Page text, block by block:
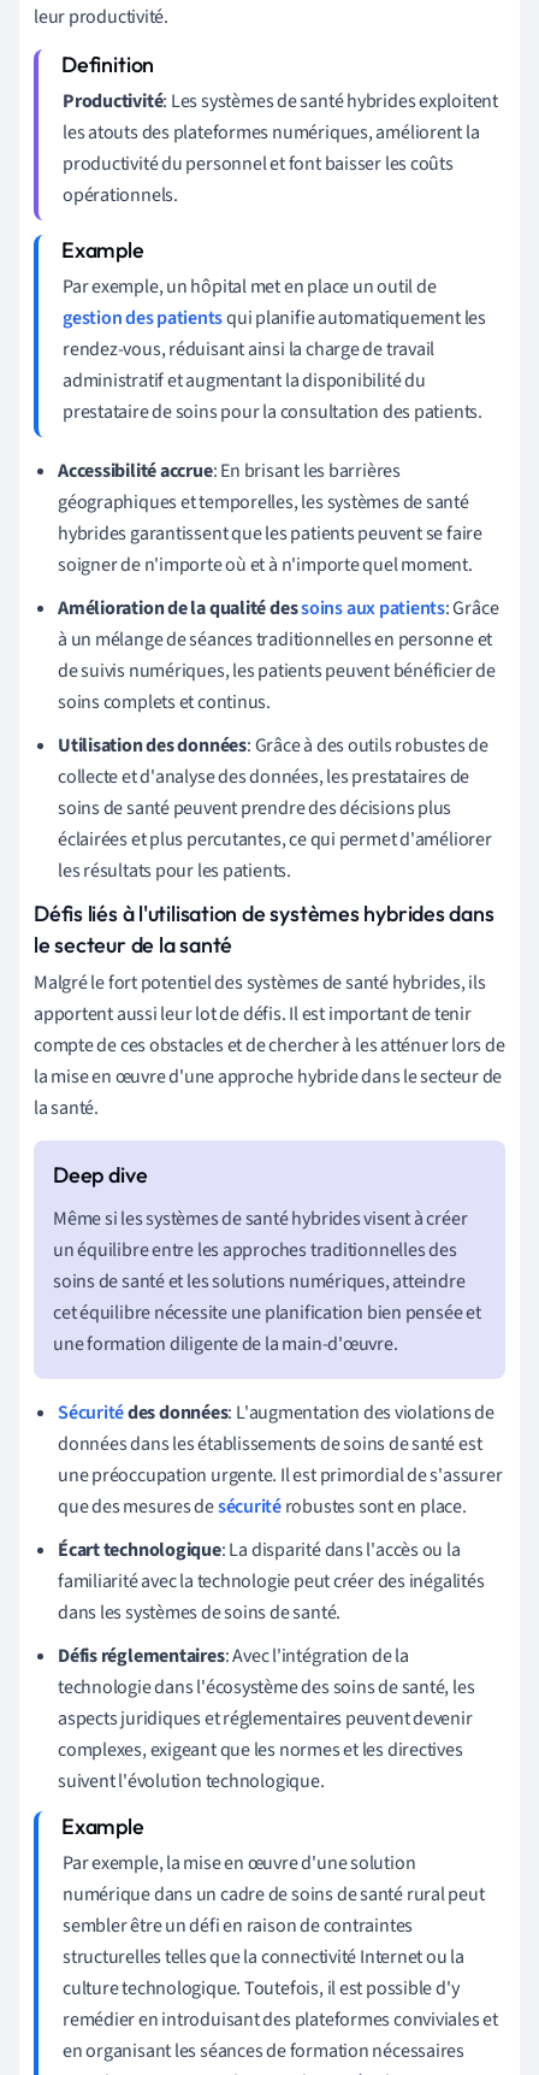
leur productivité.
Productivité: Les systèmes de santé hybrides exploitent
les atouts des plateformes numériques, améliorent la
productivité du personnel et font baisser les coûts
opérationnels.
Par exemple, un hôpital met en place un outil de
gestion des patientsqui planifie automatiquement les
rendez-vous, réduisant ainsi la charge de travail
administratif et augmentant la disponibilité du
prestataire de soins pour la consultation des patients.
Accessibilité accrue: En brisant les barrières
géographiques et temporelles, les systèmes de santé
hybrides garantissent que les patients peuvent se faire
soigner de n'importe où et à n'importe quel moment.
Amélioration de la qualité dessoins aux patients: Grâce
à un mélange de séances traditionnelles en personne et
de suivis numériques, les patients peuvent bénéficier de
soins complets et continus.
Utilisation des données: Grâce à des outils robustes de
collecte et d'analyse des données, les prestataires de
soins de santé peuvent prendre des décisions plus
éclairées et plus percutantes, ce qui permet d'améliorer
les résultats pour les patients.
Défis liés à l'utilisation de systèmes hybrides dans
le secteur de la santé
Malgré le fort potentiel des systèmes de santé hybrides, ils
apportent aussi leur lot de défis. Il est important de tenir
compte de ces obstacles et de chercher à les atténuer lors de
la mise en œuvre d'une approche hybride dans le secteur de
la santé.
Même si les systèmes de santé hybrides visent à créer
un équilibre entre les approches traditionnelles des
soins de santé et les solutions numériques, atteindre
cet équilibre nécessite une planification bien pensée et
une formation diligente de la main-d'œuvre.
Sécuritédes données: L'augmentation des violations de
données dans les établissements de soins de santé est
une préoccupation urgente. Il est primordial de s'assurer
que des mesures desécuritérobustes sont en place.
Écart technologique: La disparité dans l'accès ou la
familiarité avec la technologie peut créer des inégalités
dans les systèmes de soins de santé.
Défis réglementaires: Avec l'intégration de la
technologie dans l'écosystème des soins de santé, les
aspects juridiques et réglementaires peuvent devenir
complexes, exigeant que les normes et les directives
suivent l'évolution technologique.
Par exemple, la mise en œuvre d'une solution
numérique dans un cadre de soins de santé rural peut
sembler être un défi en raison de contraintes
structurelles telles que la connectivité Internet ou la
culture technologique. Toutefois, il est possible d'y
remédier en introduisant des plateformes conviviales et
en organisant les séances de formation nécessaires